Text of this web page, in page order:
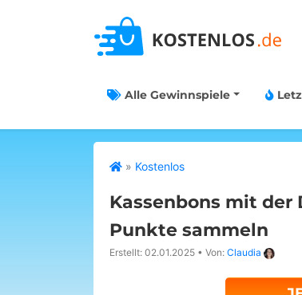
Alle Gewinnspiele
» Kostenlos
Kassenbons mit der
Punkte sammeln
Erstellt: 02.01.2025 • Von: Claudia